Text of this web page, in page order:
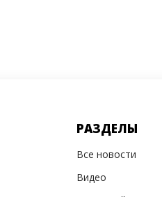
РАЗДЕЛЫ
Все новости
Видео